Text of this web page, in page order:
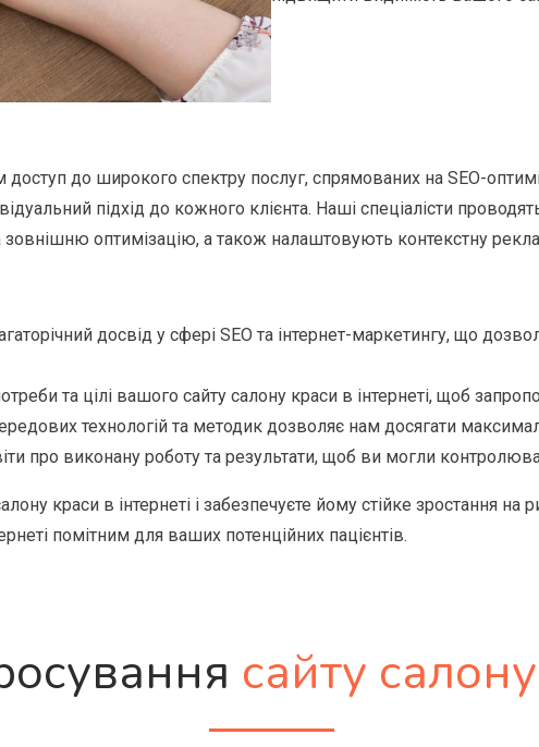
до широкого спектру послуг, спрямованих на SEO-
підхід до кожного клієнта. Наші спеціалісти
оптимізацію, а також налаштовують контекстну
досвід у сфері SEO та інтернет-маркетингу, що
та цілі вашого сайту салону краси в інтернеті, щоб
технологій та методик дозволяє нам досягати
про виконану роботу та результати, щоб ви могли
краси в інтернеті і забезпечуєте йому стійке зростання на
помітним для ваших потенційних пацієнтів.
сайту